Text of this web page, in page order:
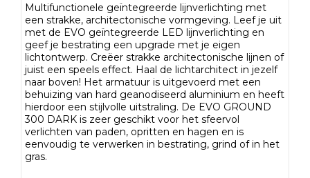
Multifunctionele geïntegreerde lijnverlichting met
een strakke, architectonische vormgeving. Leef je uit
met de EVO geïntegreerde LED lijnverlichting en
geef je bestrating een upgrade met je eigen
lichtontwerp. Creëer strakke architectonische lijnen of
juist een speels effect. Haal de lichtarchitect in jezelf
naar boven! Het armatuur is uitgevoerd met een
behuizing van hard geanodiseerd aluminium en heeft
hierdoor een stijlvolle uitstraling. De EVO GROUND
300 DARK is zeer geschikt voor het sfeervol
verlichten van paden, opritten en hagen en is
eenvoudig te verwerken in bestrating, grind of in het
gras.